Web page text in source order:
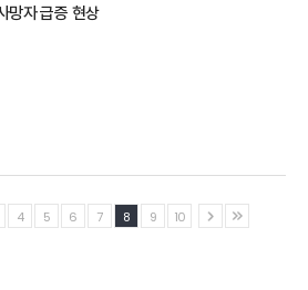
망자 급증 현상
4 5 6 7 8 9 10